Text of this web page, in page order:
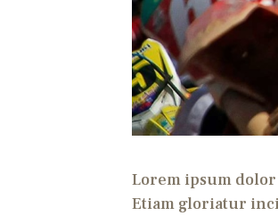
Lorem ipsum
Etiam gloriatur